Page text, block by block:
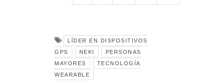
LÍDER EN DISPOSITIVOS
GPS
NEKI
PERSONAS
MAYORES
TECNOLOGÍA
WEARABLE